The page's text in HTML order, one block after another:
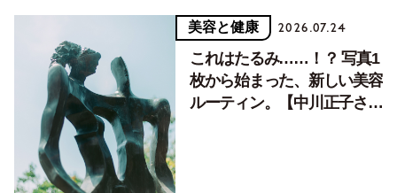
美容と健康 2026.07.24
これはたるみ……！？ 写真1
枚から始まった、新しい美容
ルーティン。【中川正子さん